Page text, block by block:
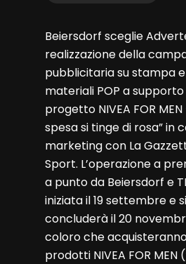
Beiersdorf sceglie
realizzazione della
pubblicitaria su stampa
materiali POP a
progetto NIVEA FOR MEN
spesa si tinge di rosa” in
marketing con La
Sport. L’operazione a
a punto da Beiersdorf e
iniziata il 19 settembre e si
concluderà il 20
coloro che
prodotti NIVEA FOR MEN